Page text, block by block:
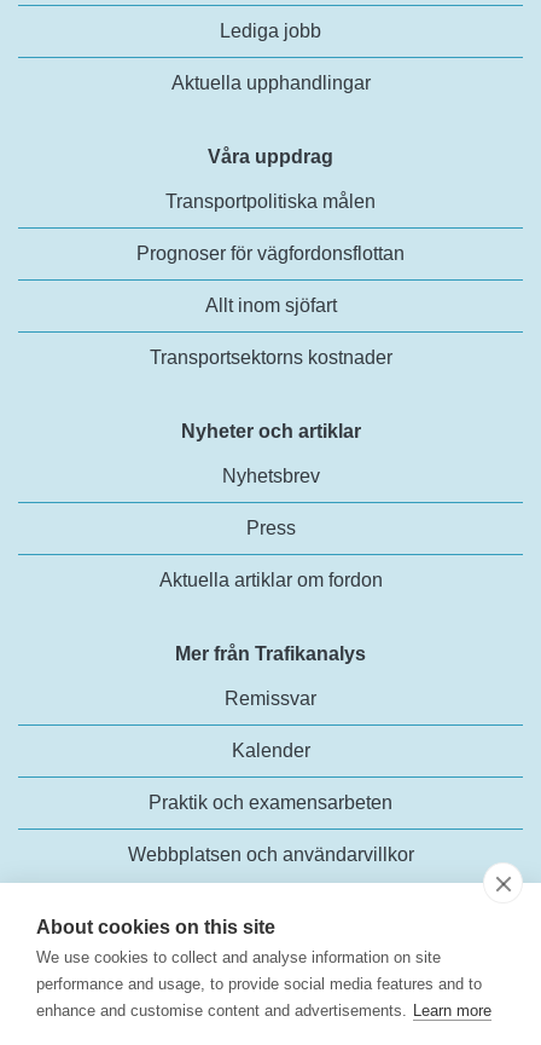
About cookies on this site
We use cookies to collect and analyse information on site
performance and usage, to provide social media features and to
enhance and customise content and advertisements. Learn more
Lediga jobb
Aktuella upphandlingar
Våra uppdrag
Transportpolitiska målen
Prognoser för vägfordonsflottan
Allt inom sjöfart
Transportsektorns kostnader
Nyheter och artiklar
Nyhetsbrev
Press
Aktuella artiklar om fordon
Mer från Trafikanalys
Remissvar
Kalender
Praktik och examensarbeten
Webbplatsen och användarvillkor